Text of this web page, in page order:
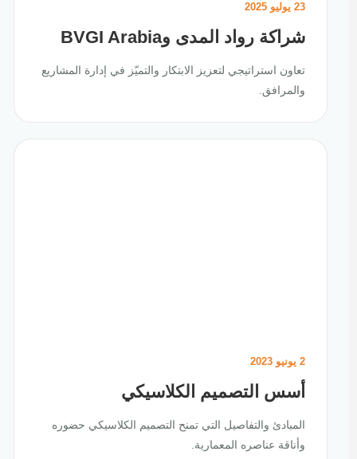
23 يوليو 2025
شراكة رواد المدى وBVGI Arabia
تعاون استراتيجي لتعزيز الابتكار والتميّز في إدارة المشاريع
والمرافق.
أسس التصميم الكلاسيكي
المبادئ والتفاصيل التي تمنح التصميم الكلاسيكي حضوره
وأناقة عناصره المعمارية.